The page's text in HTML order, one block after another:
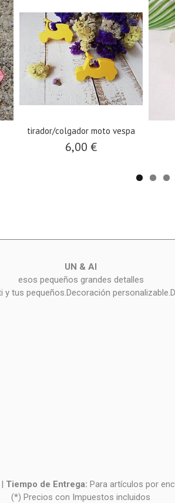
tirador/colgador moto vespa
6,00 €
UN & AI
esos pequeños grandes detalles
tus pequeños.Decoración
Tiempo de Entrega: Para artículos por
(*) Precios con Impuestos incluidos